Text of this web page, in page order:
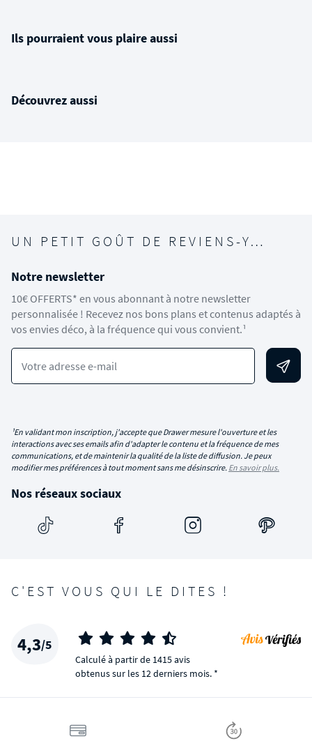
Ils pourraient vous plaire aussi
Découvrez aussi
UN PETIT GOÛT DE REVIENS-Y…
Notre newsletter
10€ OFFERTS* en vous abonnant à notre newsletter
personnalisée ! Recevez nos bons plans et contenus adaptés à
vos envies déco, à la fréquence qui vous convient.¹
Votre adresse e-mail
¹En validant mon inscription, j'accepte que Drawer mesure l'ouverture et les
interactions avec ses emails afin d'adapter le contenu et la fréquence de mes
communications, et de maintenir la qualité de la liste de diffusion. Je peux
modifier mes préférences à tout moment sans me désinscrire. En savoir plus.
Nos réseaux sociaux
C'EST VOUS QUI LE DITES !
4,3/5
Calculé à partir de 1415 avis
obtenus sur les 12 derniers mois. *